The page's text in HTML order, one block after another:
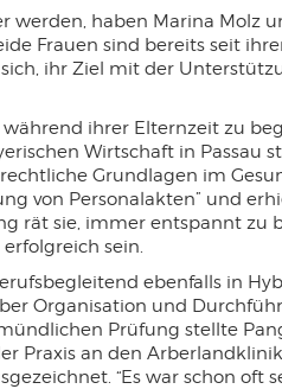
haben Marina Molz
Frauen sind bereits seit
ihr Ziel mit der
ihrer Elternzeit zu
Wirtschaft in Passau
Grundlagen im
von Personalakten” und
rät sie, immer entspannt zu
sein.
ebenfalls in
Organisation und
Prüfung stellte
Praxis an den
“Es war schon oft